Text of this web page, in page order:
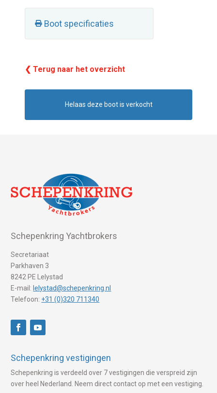
Boot specificaties
❮ Terug naar het overzicht
Helaas deze boot is verkocht
Schepenkring Yachtbrokers
Secretariaat
Parkhaven 3
8242 PE Lelystad
E-mail: lelystad@schepenkring.nl
Telefoon: +31 (0)320 711340
Schepenkring vestigingen
Schepenkring is verdeeld over 7 vestigingen die verspreid zijn
over heel Nederland. Neem direct contact op met een vestiging.